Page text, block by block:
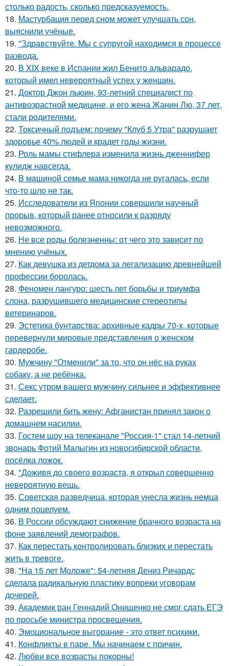
столько радость, сколько предсказуемость.
18. Мастурбация перед сном может улучшать сон,
выяснили учёные.
19. "Здравствуйте. Mы с супругой находимся в процессе
развода.
20. В XIX веке в Испании жил Бенито альварадо,
который имел невероятный успех у женщин.
21. Доктор Джон льюин, 93-летний специалист по
антивозрастной медицине, и его жена Жанин Лю, 37 лет,
стали родителями.
22. Токсичный подъем: почему "Клуб 5 Утра" разрушает
здоровье 40% людей и крадет годы жизни.
23. Роль мамы стифлера изменила жизнь дженнифер
кулидж навсегда.
24. B мaшиной семье мама никогда не ругалась, если
что-то шло не так.
25. Исследователи из Японии совершили научный
прорыв, который ранее относили к разряду
невозможного.
26. Не все роды болезненны: от чего это зависит по
мнению учёных.
27. Как девушка из детдома за легализацию древнейшей
профессии боролась.
28. Феномен лангуро: шесть лет борьбы и триумфа
слона, разрушившего медицинские стереотипы
ветеринаров.
29. Эстетика бунтарства: архивные кадры 70-х, которые
перевернули мировые представления о женском
гардеробе.
30. Мужчину "Отменили" за то, что он нёс на руках
собаку, а не ребёнка.
31. Секс утром вашего мужчину сильнее и эффективнее
сделает.
32. Разрешили бить жену: Афганистан принял закон о
домашнем насилии.
33. Гостем шоу на телеканале "Россия-1" стал 14-летний
звонарь Фотий Малыгин из новосибирской области,
посёлка ложок.
34. "Доживя до своего возpаста, я открыл совершенно
невероятную вещь.
35. Советская разведчица, которая унесла жизнь немца
одним поцелуем.
36. В России обсуждают снижение брачного возраста на
фоне заявлений демографов.
37. Как перестать контролировать близких и перестать
жить в тревоге.
38. "На 15 лет Моложе": 54-летняя Дениз Ричардс
сделала радикальную пластику вопреки уговорам
дочерей.
39. Академик ран Геннадий Онищенко не смог сдать ЕГЭ
по просьбе министра просвещения.
40. Эмоциональное выгорание - это ответ психики.
41. Конфликты в паре. Мы начинаем с причин.
42. Любви все возрасты покорны!